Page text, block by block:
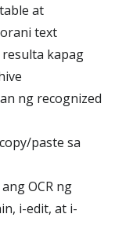
at
text
resulta kapag
ng recognized
paste sa
OCR ng
i-edit, at i-